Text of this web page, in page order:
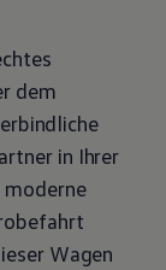
dem
in Ihrer
moderne
Wagen